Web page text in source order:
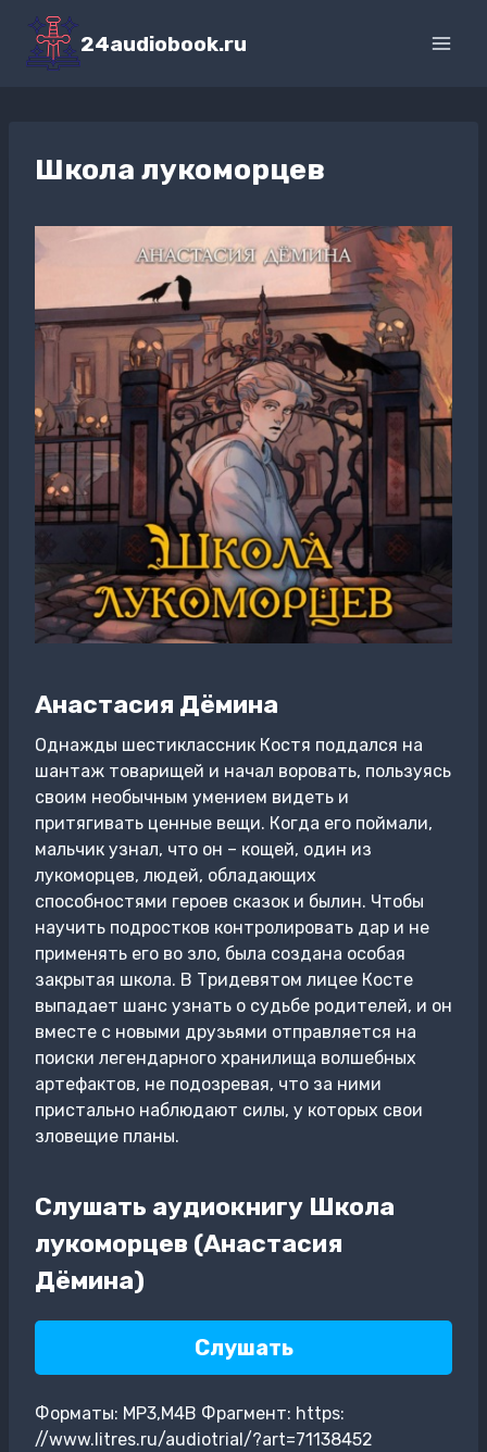
Перейти
содержимому
24audiobook.ru
Школа лукоморцев
Анастасия Дёмина
Однажды шестиклассник Костя поддался на
шантаж товарищей и начал воровать, пользуясь
своим необычным умением видеть и
притягивать ценные вещи. Когда его поймали,
мальчик узнал, что он – кощей, один из
лукоморцев, людей, обладающих
способностями героев сказок и былин. Чтобы
научить подростков контролировать дар и не
применять его во зло, была создана особая
закрытая школа. В Тридевятом лицее Косте
выпадает шанс узнать о судьбе родителей, и он
вместе с новыми друзьями отправляется на
поиски легендарного хранилища волшебных
артефактов, не подозревая, что за ними
пристально наблюдают силы, у которых свои
зловещие планы.
Слушать аудиокнигу Школа
лукоморцев (Анастасия
Дёмина)
Слушать
Форматы: MP3,M4B Фрагмент: https:
//www.litres.ru/audiotrial/?art=71138452